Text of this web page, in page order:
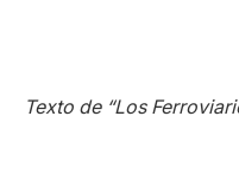
Texto de “Los